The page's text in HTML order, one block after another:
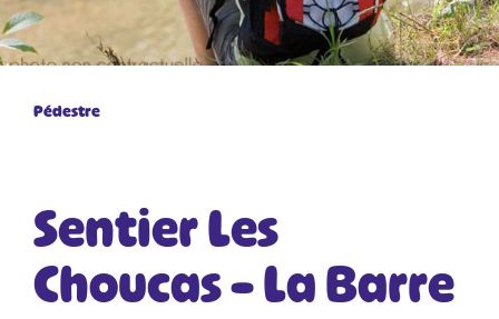
Pédestre
Sentier Les
Choucas – La Barre